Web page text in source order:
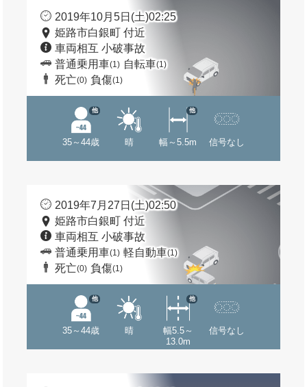
2019年10月5日(土)02:25
姫路市白銀町 付近
車両相互 小破事故
普通乗用車(1) 自転車(1)
死亡(0) 負傷(1)
35～44歳
他
晴 幅～5.5m
他
信号なし
2019年7月27日(土)02:50
姫路市白銀町 付近
車両相互 小破事故
普通乗用車(1) 軽自動車(1)
死亡(0) 負傷(1)
35～44歳
他
晴
幅5.5～
13.0m
他
信号なし